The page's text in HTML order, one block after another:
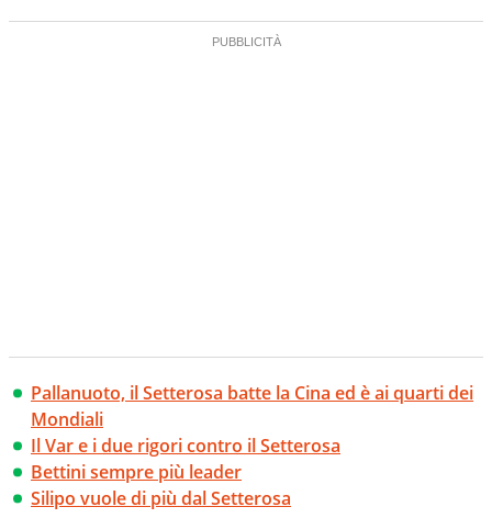
Pallanuoto, il Setterosa batte la Cina ed è ai quarti dei
Mondiali
Il Var e i due rigori contro il Setterosa
Bettini sempre più leader
Silipo vuole di più dal Setterosa